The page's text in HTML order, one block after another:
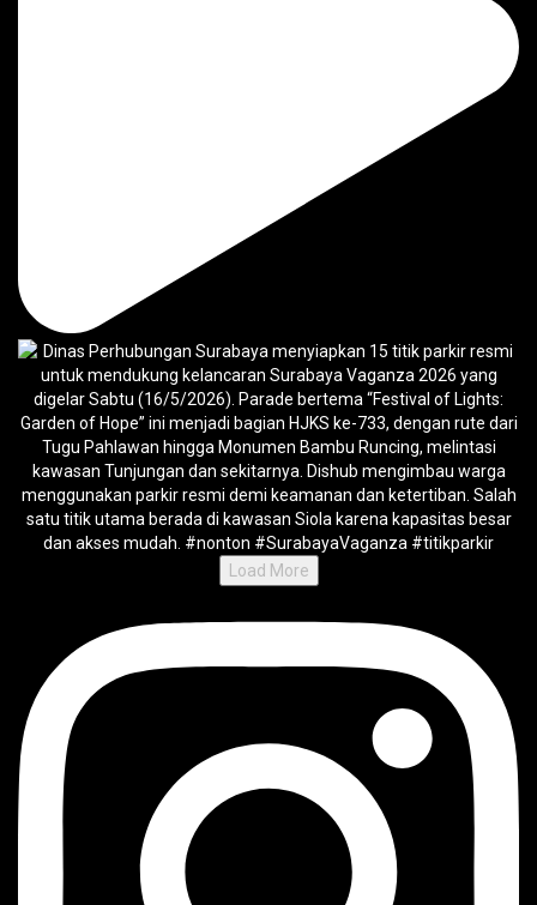
Load More